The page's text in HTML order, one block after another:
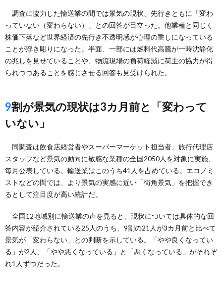
調査に協力した輸送業の間では景気の現状、先行きともに「変わ
っていない（変わらない）」との回答が目立った。他業種と同じく
株価下落など世界経済の先行き不透明感が心理の重しになっている
ことが浮き彫りになった。半面、一部には燃料代高騰が一時沈静化
の兆しを見せていることや、物流現場の負荷軽減に荷主の協力が得
られつつあることを感じさせる回答も見受けられた。
9割が景気の現状は3カ月前と「変わって
いない」
同調査は飲食店経営者やスーパーマーケット担当者、旅行代理店
スタッフなど景気の動向に敏感な業種の全国2050人を対象に実施、
毎月公表している。輸送業はこのうち41人を占めている。エコノミ
ストなどの間では、より景気の実感に近い「街角景気」を把握でき
るとして注目度が高い統計だ。
全国12地域別に輸送業の声を見ると、現状については具体的な回
答内容が紹介されている25人のうち、9割の21人が3カ月前と比べて
景気が「変わらない」との判断を示している。「やや良くなってい
る」が2人、「やや悪くなっている」と「悪くなっている」がそれぞ
れ1人ずつだった。